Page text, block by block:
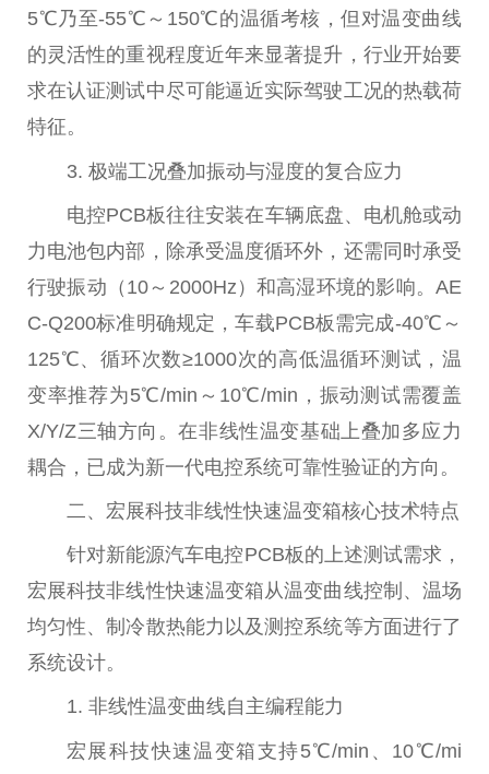
5℃乃至-55℃～150℃的温循考核，但对温变曲线
的灵活性的重视程度近年来显著提升，行业开始要
求在认证测试中尽可能逼近实际驾驶工况的热载荷
特征。
3. 极端工况叠加振动与湿度的复合应力
电控PCB板往往安装在车辆底盘、电机舱或动
力电池包内部，除承受温度循环外，还需同时承受
行驶振动（10～2000Hz）和高湿环境的影响。AE
C-Q200标准明确规定，车载PCB板需完成-40℃～
125℃、循环次数≥1000次的高低温循环测试，温
变率推荐为5℃/min～10℃/min，振动测试需覆盖
X/Y/Z三轴方向。在非线性温变基础上叠加多应力
耦合，已成为新一代电控系统可靠性验证的方向。
二、宏展科技非线性快速温变箱核心技术特点
针对新能源汽车电控PCB板的上述测试需求，
宏展科技非线性快速温变箱从温变曲线控制、温场
均匀性、制冷散热能力以及测控系统等方面进行了
系统设计。
1. 非线性温变曲线自主编程能力
宏展科技快速温变箱支持5℃/min、10℃/mi